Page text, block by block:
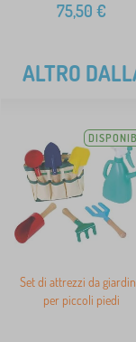
75,50 €
ALTRO
Set di attrezzi da
per piccoli piedi